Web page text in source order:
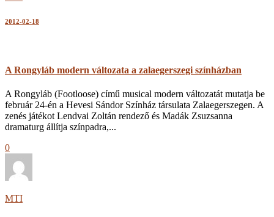
2012-02-18
A Rongyláb modern változata a zalaegerszegi színházban
A Rongyláb (Footloose) című musical modern változatát mutatja be
február 24-én a Hevesi Sándor Színház társulata Zalaegerszegen. A
zenés játékot Lendvai Zoltán rendező és Madák Zsuzsanna
dramaturg állítja színpadra,...
0
MTI